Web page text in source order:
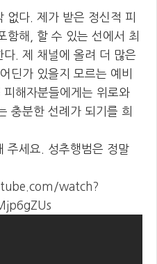
없다. 제가 받은 정신적 피
함해, 할 수 있는 선에서 최
다. 제 채널에 올려 더 많은
딘가 있을지 모르는 예비
해자분들에게는 위로와
충분한 선례가 되기를 희
주세요. 성추행범은 정말
watch?